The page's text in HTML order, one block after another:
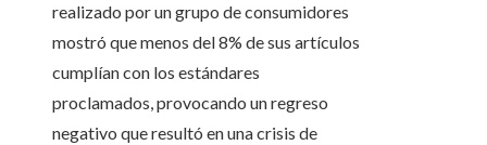
realizado por un grupo de consumidores
mostró que menos del 8% de sus artículos
cumplían con los estándares
proclamados, provocando un regreso
negativo que resultó en una crisis de